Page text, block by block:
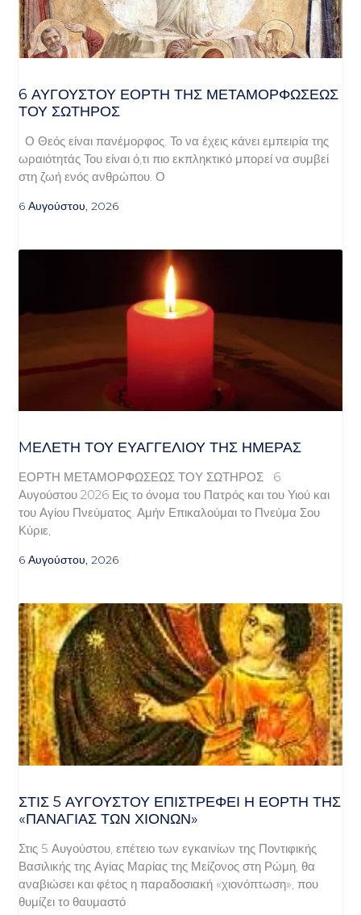
6 ΑΥΓΟΥΣΤΟΥ ΕΟΡΤΗ ΤΗΣ ΜΕΤΑΜΟΡΦΩΣΕΩΣ
ΤΟΥ ΣΩΤΗΡΟΣ
Ο Θεός είναι πανέμορφος. Το να έχεις κάνει εμπειρία της
ωραιότητάς Του είναι ό,τι πιο εκπληκτικό μπορεί να συμβεί
στη ζωή ενός ανθρώπου. Ο
6 Αυγούστου, 2026
MΕΛΈΤΗ ΤΟΥ ΕΥΑΓΓΕΛΊΟΥ ΤΗΣ ΗΜΈΡΑΣ
ΕΟΡΤΗ ΜΕΤΑΜΟΡΦΩΣΕΩΣ ΤΟΥ ΣΩΤΗΡΟΣ 6
Αυγούστου 2026 Εις το όνομα του Πατρός και του Υιού και
του Αγίου Πνεύματος. Αμήν Επικαλούμαι το Πνεύμα Σου
Κύριε,
6 Αυγούστου, 2026
ΣΤΙΣ 5 ΑΥΓΟΎΣΤΟΥ ΕΠΙΣΤΡΈΦΕΙ Η ΕΟΡΤΉ ΤΗΣ
«ΠΑΝΑΓΊΑΣ ΤΩΝ ΧΙΌΝΩΝ»
Στις 5 Αυγούστου, επέτειο των εγκαινίων της Ποντιφικής
Βασιλικής της Αγίας Μαρίας της Μείζονος στη Ρώμη, θα
αναβιώσει και φέτος η παραδοσιακή «χιονόπτωση», που
θυμίζει το θαυμαστό